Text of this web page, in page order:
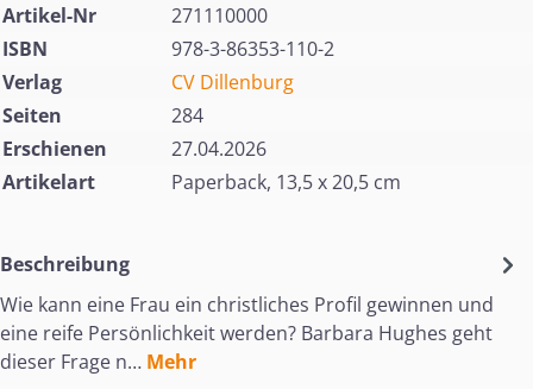
Artikel-Nr
271110000
ISBN
978-3-86353-110-2
Verlag
CV Dillenburg
Seiten
284
Erschienen
27.04.2026
Artikelart
Paperback, 13,5 x 20,5 cm
Beschreibung
Wie kann eine Frau ein christliches Profil gewinnen und
eine reife Persönlichkeit werden? Barbara Hughes geht
dieser Frage n… Mehr